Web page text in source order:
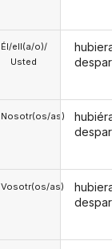
Él/ell(a/o)/
Usted
Nosotr(os/as)
Vosotr(os/as)